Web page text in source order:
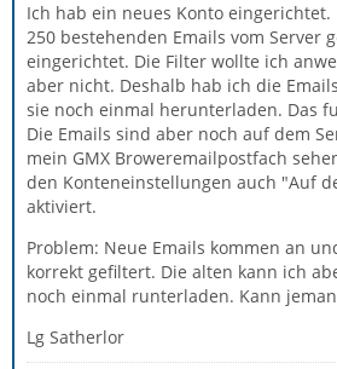
Ich hab ein neues Konto
250 bestehenden Emails vom Server
eingerichtet. Die Filter wollte ich
aber nicht. Deshalb hab ich die
sie noch einmal herunterladen. Das
Die Emails sind aber noch auf dem
mein GMX Broweremailpostfach
den Konteneinstellungen auch "Auf
aktiviert.
Problem: Neue Emails kommen an
korrekt gefiltert. Die alten kann ich
noch einmal runterladen. Kann
Lg Satherlor